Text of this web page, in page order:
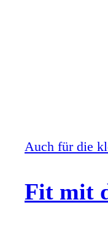
Auch für die
Fit mit